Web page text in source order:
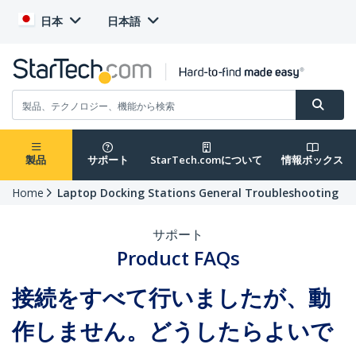
日本 日本語
製品 サポート StarTech.comについて 情報ボックス
Home Laptop Docking Stations General Troubleshooting
サポート
Product FAQs
接続をすべて行いましたが、動
作しません。どうしたらよいで